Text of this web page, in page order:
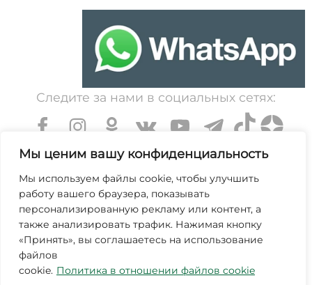
Мы ценим вашу конфиденциальность
Мы используем файлы cookie, чтобы улучшить
работу вашего браузера, показывать
персонализированную рекламу или контент, а
также анализировать трафик. Нажимая кнопку
«Принять», вы соглашаетесь на использование
файлов
cookie. Политика в отношении файлов cookie
Следите за нами в социальных сетях:
УНП 600203065. Свидетельство о государственной
регистрации № 364 от 7 декабря 1999 выдано
Минским областным исполнительным комитетом.
Зарегистрирован в торговом реестре Республики
Беларусь №463845 от 25 октября 2019г.